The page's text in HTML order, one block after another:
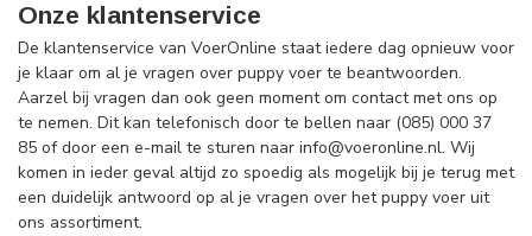
Onze klantenservice
De klantenservice van VoerOnline staat iedere dag opnieuw voor
je klaar om al je vragen over puppy voer te beantwoorden.
Aarzel bij vragen dan ook geen moment om contact met ons op
te nemen. Dit kan telefonisch door te bellen naar (085) 000 37
85 of door een e-mail te sturen naar info@voeronline.nl. Wij
komen in ieder geval altijd zo spoedig als mogelijk bij je terug met
een duidelijk antwoord op al je vragen over het puppy voer uit
ons assortiment.